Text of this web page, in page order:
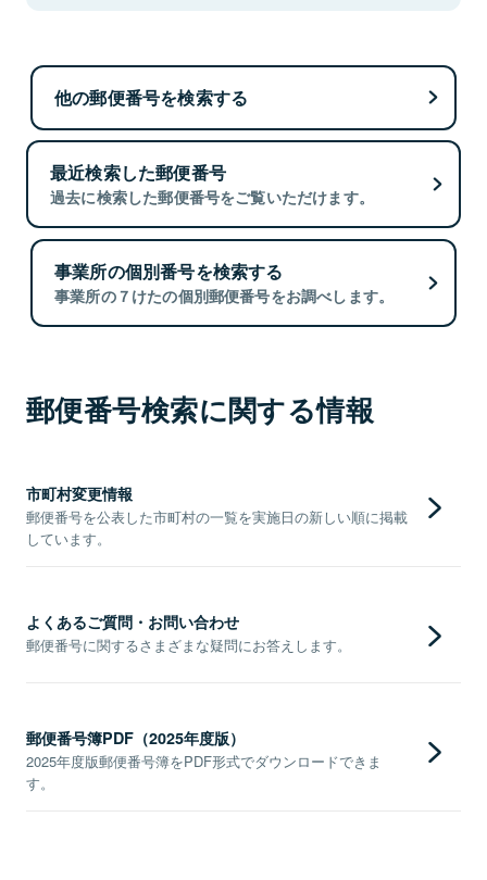
他の郵便番号を検索する
最近検索した郵便番号
過去に検索した郵便番号をご覧いただけます。
事業所の個別番号を検索する
事業所の７けたの個別郵便番号をお調べします。
郵便番号検索に関する情報
市町村変更情報
郵便番号を公表した市町村の一覧を実施日の新しい順に掲載
しています。
よくあるご質問・お問い合わせ
郵便番号に関するさまざまな疑問にお答えします。
郵便番号簿PDF（2025年度版）
2025年度版郵便番号簿をPDF形式でダウンロードできま
す。